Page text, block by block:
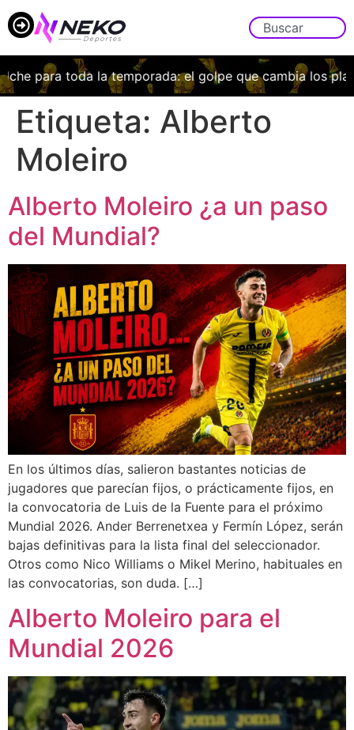
para toda la temporada: el golpe que cambia los
Etiqueta: Alberto
Moleiro
Alberto Moleiro ¿a un paso
del Mundial?
En los últimos días, salieron bastantes noticias de
jugadores que parecían fijos, o prácticamente fijos, en
la convocatoria de Luis de la Fuente para el próximo
Mundial 2026. Ander Berrenetxea y Fermín López, serán
bajas definitivas para la lista final del seleccionador.
Otros como Nico Williams o Mikel Merino, habituales en
las convocatorias, son duda. […]
Alberto Moleiro para el
Mundial 2026